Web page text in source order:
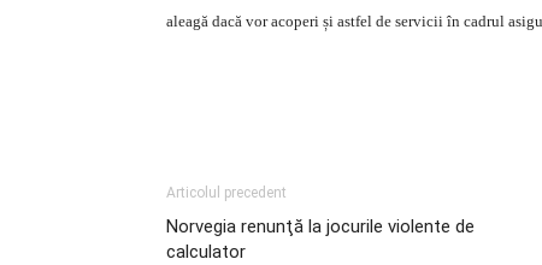
aleagă dacă vor acoperi și astfel de servicii în cadrul
Articolul precedent
Norvegia renunţă la jocurile violente de
calculator